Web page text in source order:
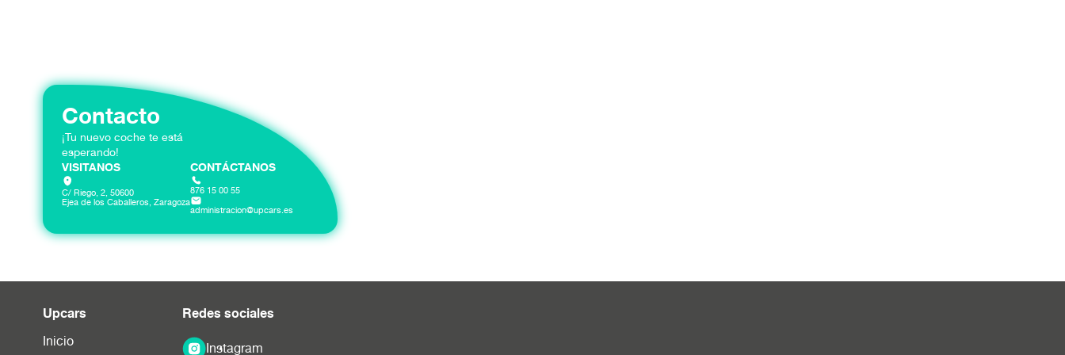
Contacto
¡Tu nuevo coche te está
esperando!
VISITANOS
C/ Riego, 2, 50600
Ejea de los Caballeros, Zaragoza
CONTÁCTANOS
876 15 00 55
administracion@upcars.es
Upcars
Inicio
Redes sociales
Instagram